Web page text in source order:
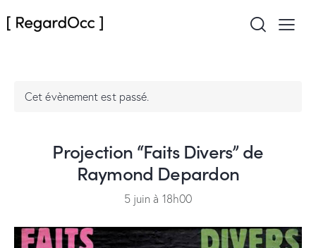
Cet évènement est passé.
Projection “Faits Divers” de
Raymond Depardon
5 juin à 18h00